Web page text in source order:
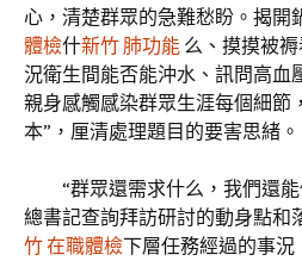
心，清楚群眾的急難愁盼。揭開
體檢什新竹 肺功能 么、摸摸被
況衛生間能否能沖水、訊問高
親身感觸感染群眾生涯每個細節
本”，厘清處理題目的要害思緒。
“群眾還需求什么，我們還
總書記查詢拜訪研討的動身點和
竹 在職體檢下層任務經過的事